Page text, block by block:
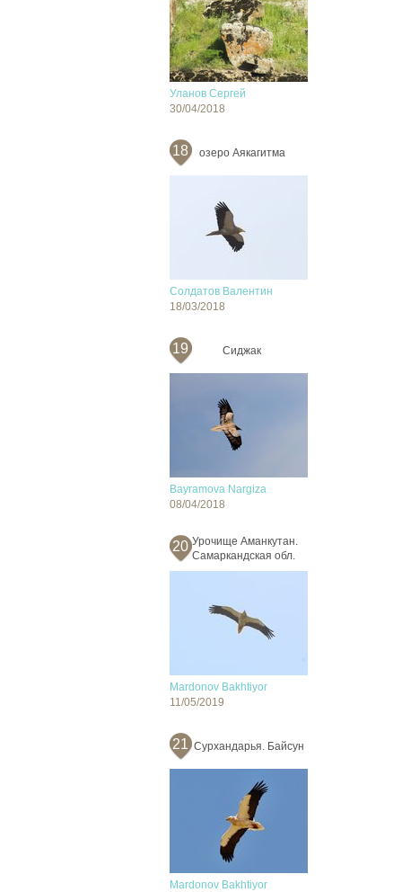
Уланов Сергей
30/04/2018
18 озеро Аякагитма
Солдатов Валентин
18/03/2018
19 Сиджак
Bayramova Nargiza
08/04/2018
20 Урочище Аманкутан.
Самаркандская обл.
Mardonov Bakhtiyor
11/05/2019
21 Сурхандарья. Байсун
Mardonov Bakhtiyor